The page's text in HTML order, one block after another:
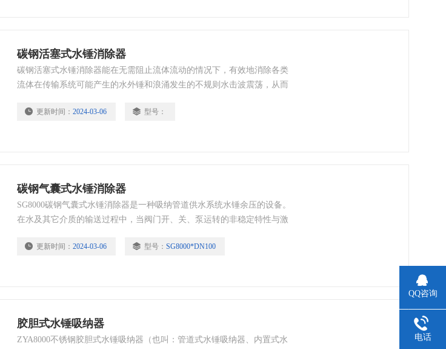
碳钢活塞式水锤消除器
碳钢活塞式水锤消除器能在无需阻止流体流动的情况下，有效地消除各类
流体在传输系统可能产生的水外锤和浪涌发生的不规则水击波震荡，从而
更新时间： 2024-03-06 型号：
碳钢气囊式水锤消除器
SG8000碳钢气囊式水锤消除器是一种吸纳管道供水系统水锤余压的设备。
在水及其它介质的输送过程中，当阀门开、关、泵运转的非稳定特性与激
高层建筑为常见，此水击现象除了会产生烦人的噪声及震动外，严重时更
更新时间： 2024-03-06 型号： SG8000*DN100
胶胆式水锤吸纳器
ZYA8000不锈钢胶胆式水锤吸纳器（也叫：管道式水锤吸纳器、内置式水
QQ咨询
电话